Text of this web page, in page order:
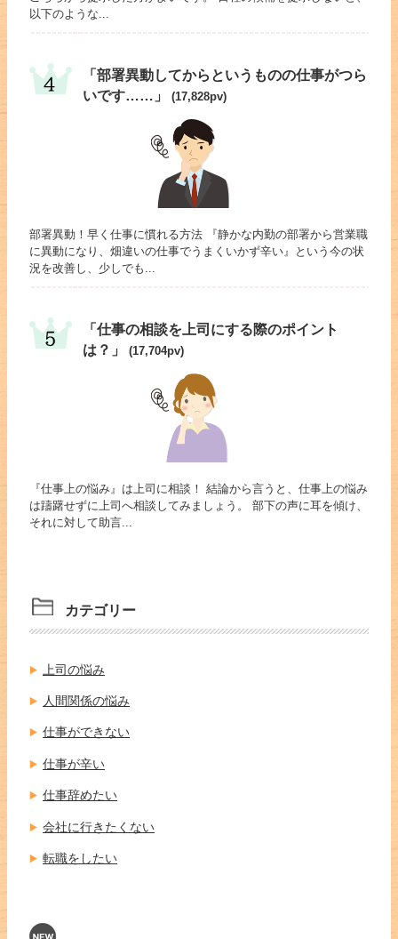
以下のような...
「部署異動してからというものの仕事がつら
いです……」
(17,828pv)
部署異動！早く仕事に慣れる方法 『静かな内勤の部署から営業職
に異動になり、畑違いの仕事でうまくいかず辛い』という今の状
況を改善し、少しでも...
「仕事の相談を上司にする際のポイント
は？」
(17,704pv)
『仕事上の悩み』は上司に相談！ 結論から言うと、仕事上の悩み
は躊躇せずに上司へ相談してみましょう。 部下の声に耳を傾け、
それに対して助言...
カテゴリー
上司の悩み
人間関係の悩み
仕事ができない
仕事が辛い
仕事辞めたい
会社に行きたくない
転職をしたい